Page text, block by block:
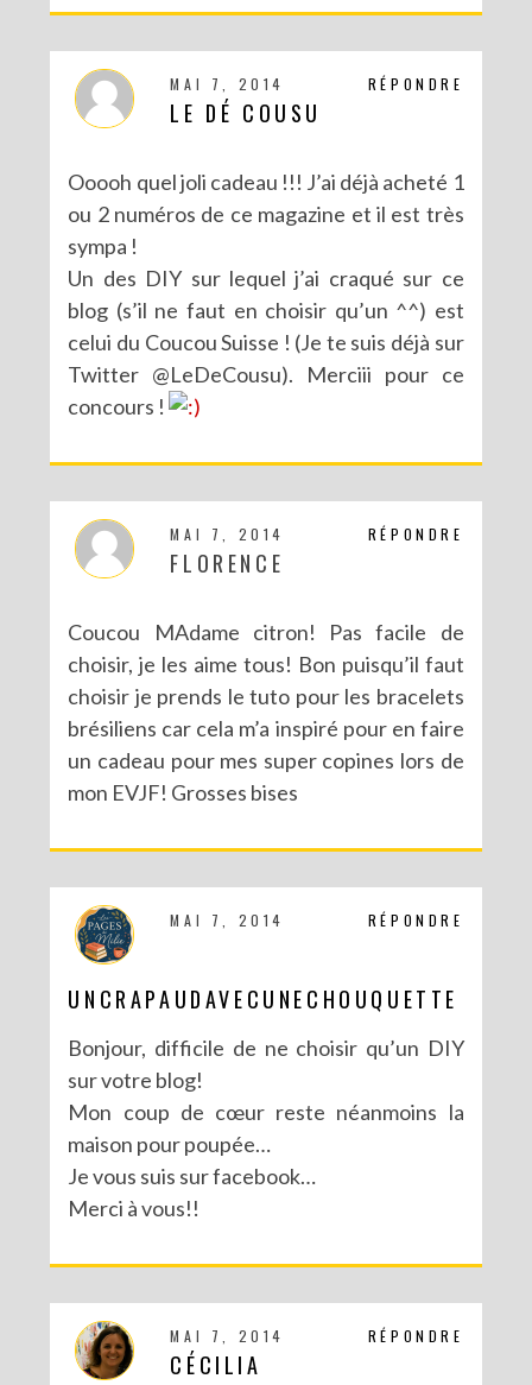
CONCOURS : UN KIT DIY LOVE BIRDS À GAGNER POUR LA SAINT VALENTIN
NOUVEAU BLOG POUR DE NOUVELLES (EN)VIES
MA PARTICIPATION À LA BATTLE FUSE CREATIVITY SYSTEM DE FISKARS
RÉPONDRE
MAI 7, 2014
LE DÉ COUSU
Ooooh quel joli cadeau !!! J’ai déjà acheté 1
ou 2 numéros de ce magazine et il est très
sympa !
Un des DIY sur lequel j’ai craqué sur ce
blog (s’il ne faut en choisir qu’un ^^) est
celui du Coucou Suisse ! (Je te suis déjà sur
Twitter @LeDeCousu). Merciii pour ce
concours !
RÉPONDRE
MAI 7, 2014
FLORENCE
Coucou MAdame citron! Pas facile de
choisir, je les aime tous! Bon puisqu’il faut
choisir je prends le tuto pour les bracelets
brésiliens car cela m’a inspiré pour en faire
un cadeau pour mes super copines lors de
mon EVJF! Grosses bises
RÉPONDRE
MAI 7, 2014
UNCRAPAUDAVECUNECHOUQUETTE
Bonjour, difficile de ne choisir qu’un DIY
sur votre blog!
Mon coup de cœur reste néanmoins la
maison pour poupée…
Je vous suis sur facebook…
Merci à vous!!
RÉPONDRE
MAI 7, 2014
CÉCILIA